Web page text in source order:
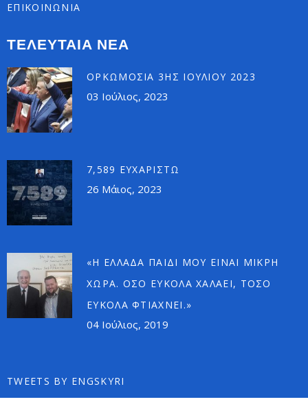
ΕΠΙΚΟΙΝΩΝΙΑ
ΤΕΛΕΥΤΑΙΑ ΝΕΑ
ΟΡΚΩΜΟΣΊΑ 3ΗΣ ΙΟΥΛΊΟΥ 2023
03 Ιούλιος, 2023
7,589 ΕΥΧΑΡΙΣΤΏ
26 Μάιος, 2023
«Η ΕΛΛΆΔΑ ΠΑΙΔΊ ΜΟΥ ΕΊΝΑΙ ΜΙΚΡΉ
ΧΏΡΑ. ΌΣΟ ΕΎΚΟΛΑ ΧΑΛΆΕΙ, ΤΌΣΟ
ΕΎΚΟΛΑ ΦΤΙΆΧΝΕΙ.»
04 Ιούλιος, 2019
TWEETS BY ENGSKYRI